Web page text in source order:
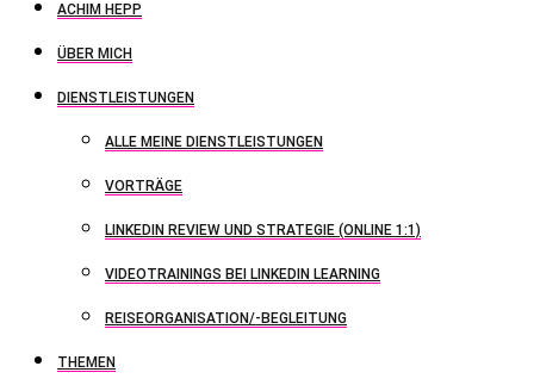
ACHIM HEPP
ÜBER MICH
DIENSTLEISTUNGEN
ALLE MEINE DIENSTLEISTUNGEN
VORTRÄGE
LINKEDIN REVIEW UND STRATEGIE (ONLINE 1:1)
VIDEOTRAININGS BEI LINKEDIN LEARNING
REISEORGANISATION/-BEGLEITUNG
THEMEN